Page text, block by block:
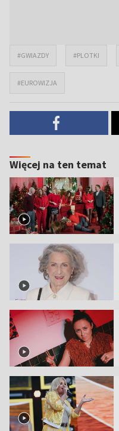
#GWIAZDY #PLOTKI
#EUROWIZJA
Więcej na ten temat